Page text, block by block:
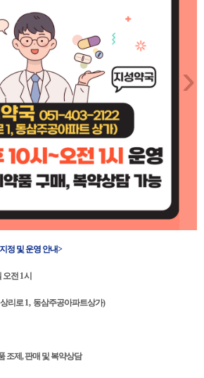
›
정 및 운영 안내>
오전 1시
리로1, 동삼주공아파트상가)
조제, 판매 및 복약상담